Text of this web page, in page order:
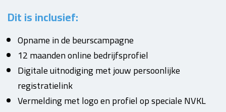
Dit is inclusief:
Opname in de beurscampagne
12 maanden online bedrijfsprofiel
Digitale uitnodiging met jouw persoonlijke
registratielink
Vermelding met logo en profiel op speciale NVKL